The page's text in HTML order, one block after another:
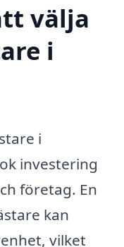
välja
i
i
investering
företag. En
kan
vilket